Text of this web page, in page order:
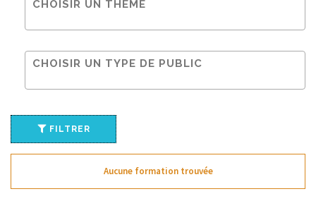
CONTACT
FILTRER
Aucune formation trouvée